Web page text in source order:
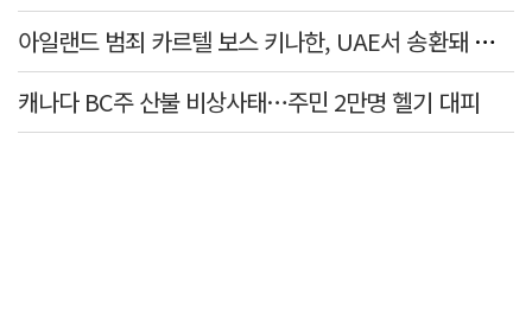
아일랜드 범죄 카르텔 보스 키나한, UAE서 송환돼 더블린 법정 섰다
캐나다 BC주 산불 비상사태…주민 2만명 헬기 대피